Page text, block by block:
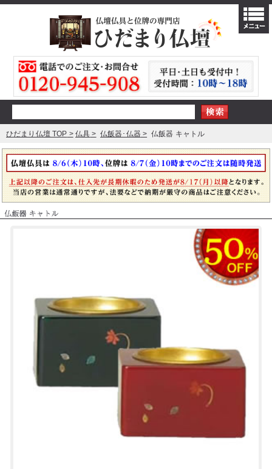
ひだまり仏壇 TOP 仏具 仏飯器･仏器 仏飯器 キャトル